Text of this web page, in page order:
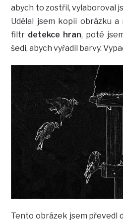
abych to zostřil, vylaboroval
Udělal jsem kopii obrázku
filtr detekce hran, poté
šedi, abych vyřadil barvy.
Tento obrázek jsem převedl